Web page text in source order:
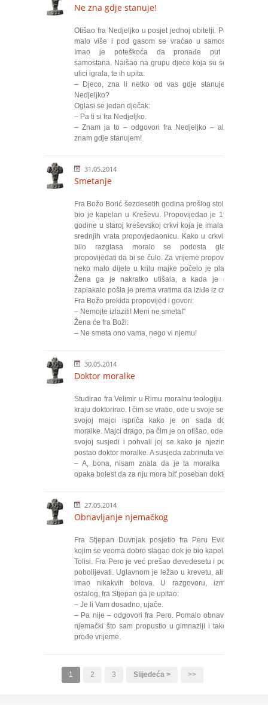
Ne zna gdje stanuje!
Otišao fra Nedjeljko u posjet jednoj obitelji. Popio
malo više i pod gasom se vraćao u samostan.
Imao je poteškoća da pronađe put do
samostana. Naišao na grupu djece koja su se na
ulici igrala, te ih upita:
– Djeco, zna li netko od vas gdje stanuje fra
Nedjeljko?
Oglasi se jedan dječak:
– Pa ti si fra Nedjeljko.
– Znam ja to – odgovori fra Nedjeljko – ali ne
znam gdje stanujem!
31.05.2014
Smetanje
Fra Božo Borić šezdesetih godina prošlog stoljeća
bio je kapelan u Kreševu. Propovijedao je 1967.
godine u staroj kreševskoj crkvi koja je imala kod
srednjih vrata propovjedaonicu. Kako u crkvi nije
bilo razglasa moralo se podosta glasno
propovijedati da bi se čulo. Za vrijeme propovijedi
neko malo dijete u krilu majke počelo je plakati.
Žena ga je nakratko utišala, a kada je opet
zaplakalo pošla je prema vratima da iziđe iz crkve.
Fra Božo prekida propovijed i govori:
– Nemojte izlaziti! Meni ne smeta!"
Žena će fra Boži:
– Ne smeta ono vama, nego vi njemu!
30.05.2014
Doktor moralke
Studirao fra Velimir u Rimu moralnu teologiju. I na
kraju doktorirao. I čim se vratio, ode u svoje selo te
svojoj majci ispriča kako je on sada doktor
moralke. Majci drago, pa čim je on otišao, ode ona
svojoj susjedi i pohvali joj se kako je njezin sin
postao doktor moralke. A susjeda zabrinuta veli:
– A, bona, nisam znala da je ta moralka tako
opaka bolest da za nju mora bit' poseban doktor.
27.05.2014
Obnavljanje njemačkog
Fra Stjepan Duvnjak posjetio fra Peru Evića s
kojim se veoma dobro slagao dok je bio kapelan u
Tolisi. Fra Pero je već prešao devedesetu i počeo
pobolijevati. Uglavnom je ležao u krevetu, ali nije
imao nikakvih bolova. U razgovoru, između
ostalog, fra Stjepan ga je upitao:
– Je li Vam dosadno, ujače.
– Pa nije – odgovori fra Pero. Pomalo obnavljam
njemački što sam propustio u gimnaziji i tako mi
prođe vrijeme.
1 2 3 Slijedeća > >>